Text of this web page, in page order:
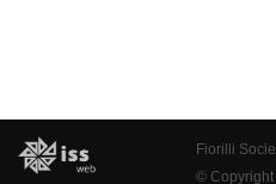
Fiorilli
© Copyright